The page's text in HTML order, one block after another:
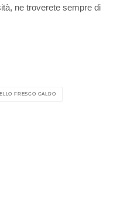
ne troverete sempre di
FRESCO CALDO